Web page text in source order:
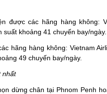
được các hãng hàng không:
khoảng 41 chuyến bay/ngày.
hãng hàng không: Vietnam
49 chuyến bay/ngày.
nhất
dừng chân tại Phnom Penh